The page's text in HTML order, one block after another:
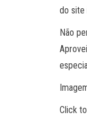
do site
Não
Click